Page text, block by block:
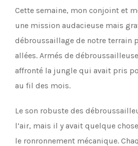
Cette semaine, mon conjoint et
une mission audacieuse mais
débroussaillage de notre terrain
allées. Armés de
affronté la jungle qui avait pris
au fil des mois.
Le son robuste des
l’air, mais il y avait quelque
le ronronnement mécanique.